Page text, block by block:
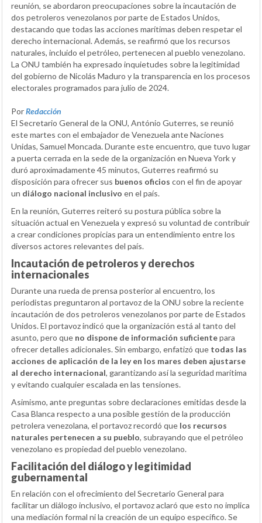
reunión, se abordaron preocupaciones sobre la incautación de
dos petroleros venezolanos por parte de Estados Unidos,
destacando que todas las acciones marítimas deben respetar el
derecho internacional. Además, se reafirmó que los recursos
naturales, incluido el petróleo, pertenecen al pueblo venezolano.
La ONU también ha expresado inquietudes sobre la legitimidad
del gobierno de Nicolás Maduro y la transparencia en los procesos
electorales programados para julio de 2024.
PorRedacción
El Secretario General de la ONU, António Guterres, se reunió
este martes con el embajador de Venezuela ante Naciones
Unidas, Samuel Moncada. Durante este encuentro, que tuvo lugar
a puerta cerrada en la sede de la organización en Nueva York y
duró aproximadamente 45 minutos, Guterres reafirmó su
disposición para ofrecer sus buenos oficios con el fin de apoyar
un diálogo nacional inclusivo en el país.
En la reunión, Guterres reiteró su postura pública sobre la
situación actual en Venezuela y expresó su voluntad de contribuir
a crear condiciones propicias para un entendimiento entre los
diversos actores relevantes del país.
Incautación de petroleros y derechos
internacionales
Durante una rueda de prensa posterior al encuentro, los
periodistas preguntaron al portavoz de la ONU sobre la reciente
incautación de dos petroleros venezolanos por parte de Estados
Unidos. El portavoz indicó que la organización está al tanto del
asunto, pero que no dispone de información suficientepara
ofrecer detalles adicionales. Sin embargo, enfatizó que todas las
acciones de aplicación de la ley en los mares deben ajustarse
al derecho internacional, garantizando así la seguridad marítima
y evitando cualquier escalada en las tensiones.
Asimismo, ante preguntas sobre declaraciones emitidas desde la
Casa Blanca respecto a una posible gestión de la producción
petrolera venezolana, el portavoz recordó que los recursos
naturales pertenecen a su pueblo, subrayando que el petróleo
venezolano es propiedad del pueblo venezolano.
Facilitación del diálogo y legitimidad
gubernamental
En relación con el ofrecimiento del Secretario General para
facilitar un diálogo inclusivo, el portavoz aclaró que esto no implica
una mediación formal ni la creación de un equipo específico. Se